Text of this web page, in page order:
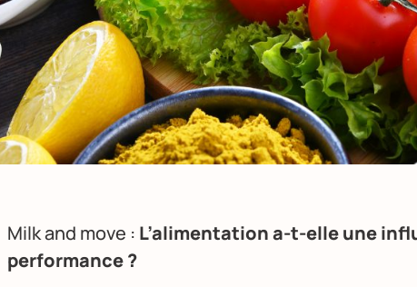
Milk and move : L’alimentation a-t-elle une
performance ?